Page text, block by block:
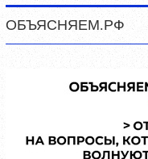
ОБЪЯСНЯЕМ.РФ